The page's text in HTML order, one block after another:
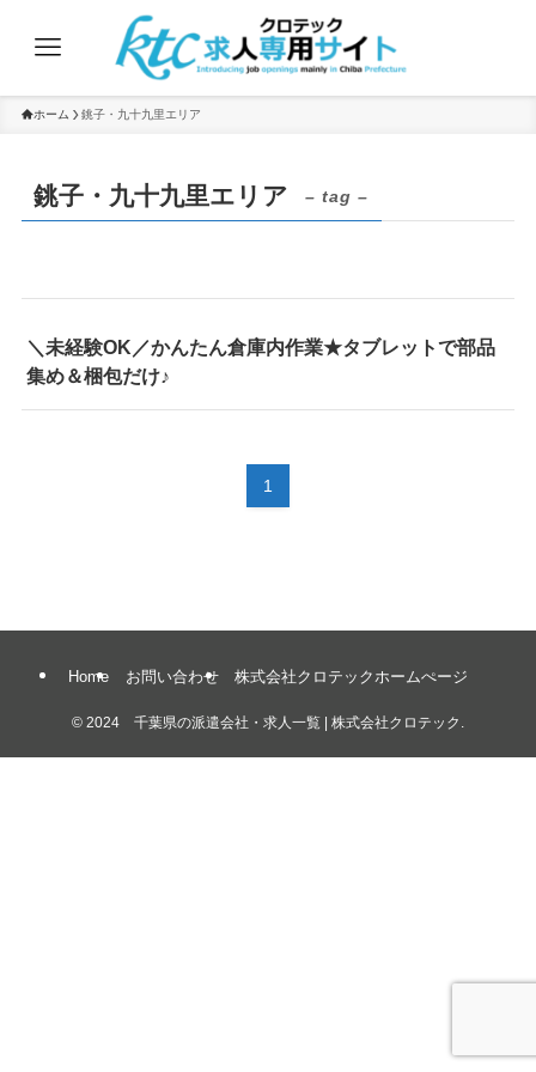
ホーム 銚子・九十九里エリア
銚子・九十九里エリア – tag –
＼未経験OK／かんたん倉庫内作業★タブレットで部品
集め＆梱包だけ♪
1
Home お問い合わせ 株式会社クロテックホームぺージ
© 2024 千葉県の派遣会社・求人一覧 | 株式会社クロテック.